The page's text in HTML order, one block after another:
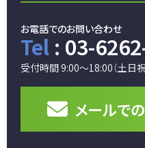
お電話でのお問い合わせ
Tel : 03-
受付時間 9:00～18:00（土日祝
メールでの